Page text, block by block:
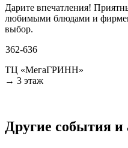
Дарите впечатления!
любимыми блюдами и
выбор.
362-636
ТЦ «МегаГРИНН»
→ 3 этаж
Другие события и